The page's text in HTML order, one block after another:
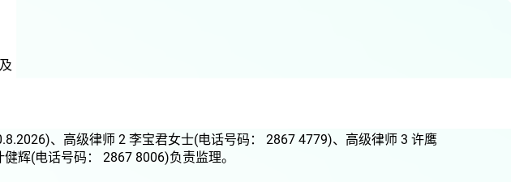
、高级律师 2 李宝君女士(电话号码： 2867 4779)、高级律师 3 许鹰
辉(电话号码： 2867 8006)负责监理。